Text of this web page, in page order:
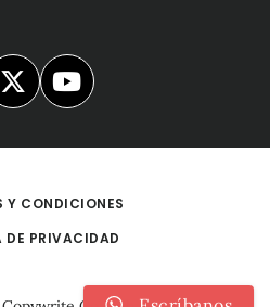
Y CONDICIONES
DE PRIVACIDAD